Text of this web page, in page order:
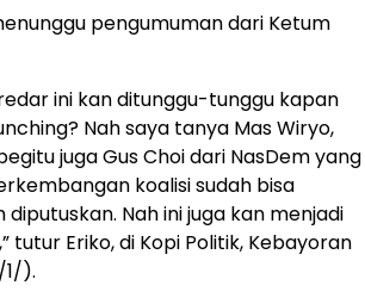
pengumuman dari Ketum
ini kan ditunggu-tunggu kapan
Nah saya tanya Mas Wiryo,
juga Gus Choi dari NasDem yang
koalisi sudah bisa
Nah ini juga kan menjadi
Eriko, di Kopi Politik, Kebayoran
).